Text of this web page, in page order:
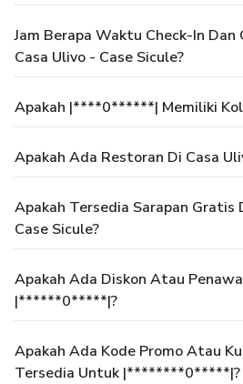
Jam Berapa Waktu Check-In Dan
Casa Ulivo - Case Sicule?
Apakah |****0******| Memiliki
Apakah Ada Restoran Di Casa
Apakah Tersedia Sarapan Gratis
Case Sicule?
Apakah Ada Diskon Atau
|******0*****|?
Apakah Ada Kode Promo Atau
Tersedia Untuk |********0*****|?